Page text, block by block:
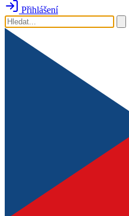
Přihlášení